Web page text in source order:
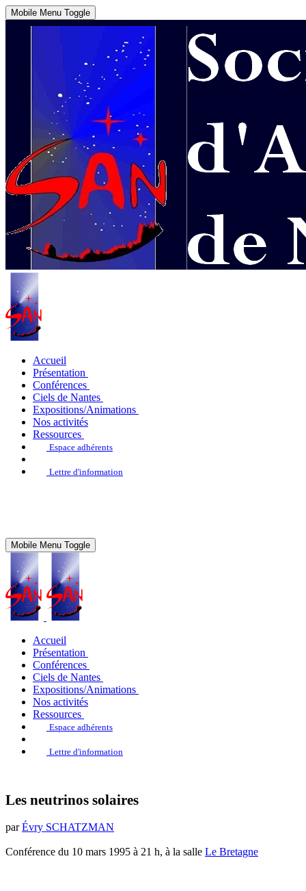
Mobile Menu Toggle
Accueil
Présentation
Conférences
Ciels de Nantes
Expositions/Animations
Nos activités
Ressources
Espace adhérents
Lettre d'information
Mobile Menu Toggle
Accueil
Présentation
Conférences
Ciels de Nantes
Expositions/Animations
Nos activités
Ressources
Espace adhérents
Lettre d'information
Les neutrinos solaires
parÉvry SCHATZMAN
Conférence du 10 mars 1995 à 21 h, à la salle Le Bretagne